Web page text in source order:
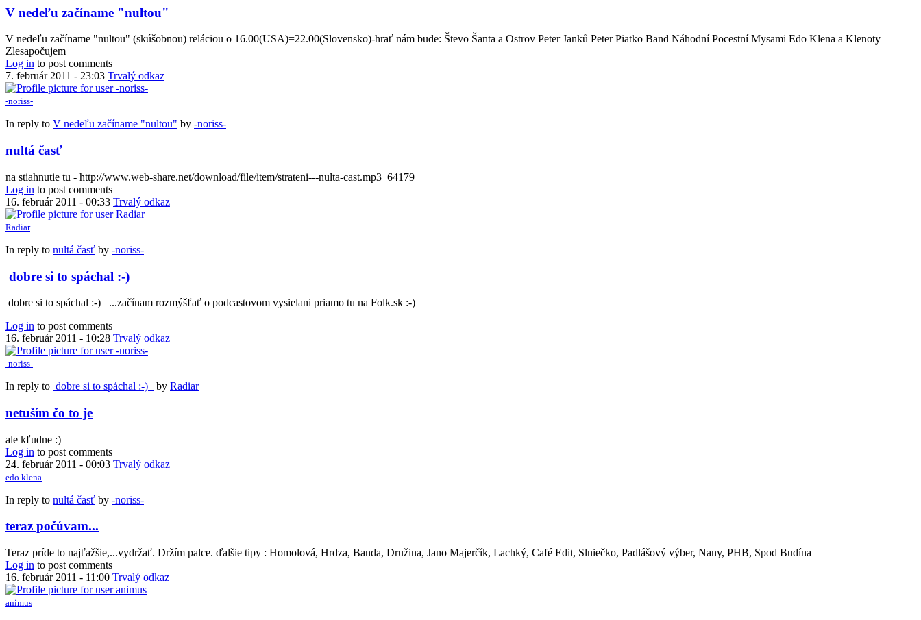
V nedeľu začíname "nultou"
V nedeľu začíname "nultou" (skúšobnou) reláciou o 16.00(USA)=22.00(Slovensko)-hrať nám bude: Števo Šanta a Ostrov Peter Janků Peter Piatko Band Náhodní Pocestní Mysami Edo Klena a Klenoty
Zlesapočujem
Log in to post comments
7. február 2011 - 23:03 Trvalý odkaz
-noriss-
In reply to V nedeľu začíname "nultou" by -noriss-
nultá časť
na stiahnutie tu - http://www.web-share.net/download/file/item/strateni---nulta-cast.mp3_64179
Log in to post comments
16. február 2011 - 00:33 Trvalý odkaz
Radiar
In reply to nultá časť by -noriss-
dobre si to spáchal :-)
dobre si to spáchal :-) ...začínam rozmýšľať o podcastovom vysielani priamo tu na Folk.sk :-)
Log in to post comments
16. február 2011 - 10:28 Trvalý odkaz
-noriss-
In reply to dobre si to spáchal :-) by Radiar
netuším čo to je
ale kľudne :)
Log in to post comments
24. február 2011 - 00:03 Trvalý odkaz
edo klena
In reply to nultá časť by -noriss-
teraz počúvam...
Teraz príde to najťažšie,...vydržať. Držím palce. ďalšie tipy : Homolová, Hrdza, Banda, Družina, Jano Majerčík, Lachký, Café Edit, Slniečko, Padlášový výber, Nany, PHB, Spod Budína
Log in to post comments
16. február 2011 - 11:00 Trvalý odkaz
animus